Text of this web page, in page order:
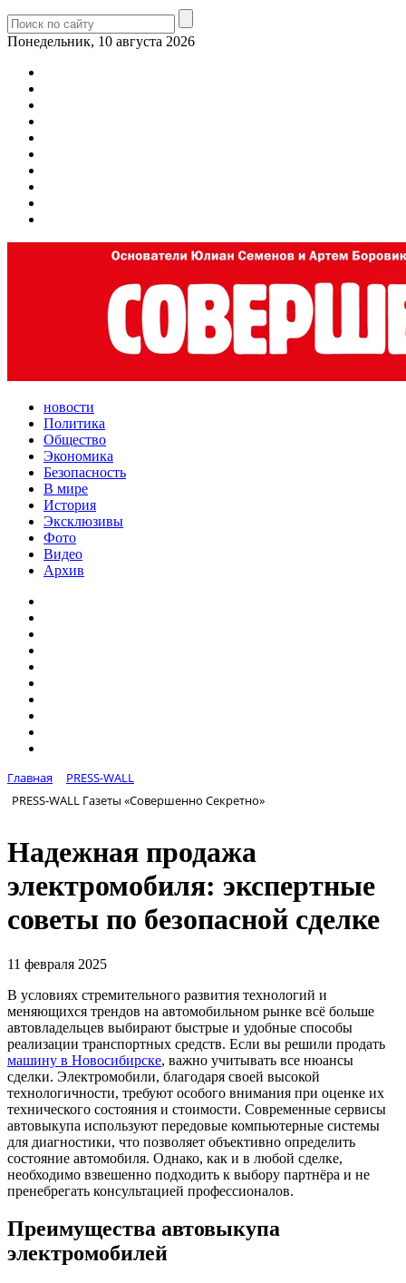
Понедельник, 10 августа 2026
новости
Политика
Общество
Экономика
Безопасность
В мире
История
Эксклюзивы
Фото
Видео
Архив
Главная
PRESS-WALL
PRESS-WALL Газеты «Совершенно Секретно»
Надежная продажа
электромобиля: экспертные
советы по безопасной сделке
11 февраля 2025
В условиях стремительного развития технологий и
меняющихся трендов на автомобильном рынке всё больше
автовладельцев выбирают быстрые и удобные способы
реализации транспортных средств. Если вы решили продать
машину в Новосибирске, важно учитывать все нюансы
сделки. Электромобили, благодаря своей высокой
технологичности, требуют особого внимания при оценке их
технического состояния и стоимости. Современные сервисы
автовыкупа используют передовые компьютерные системы
для диагностики, что позволяет объективно определить
состояние автомобиля. Однако, как и в любой сделке,
необходимо взвешенно подходить к выбору партнёра и не
пренебрегать консультацией профессионалов.
Преимущества автовыкупа
электромобилей